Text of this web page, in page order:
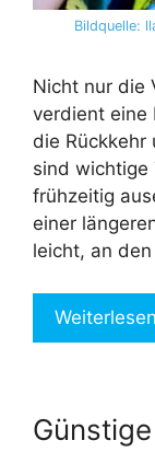
Bildquelle:
Nicht nur die
verdient eine
die
sind wichtige
frühzeitig
einer
leicht, an
Weiterlesen